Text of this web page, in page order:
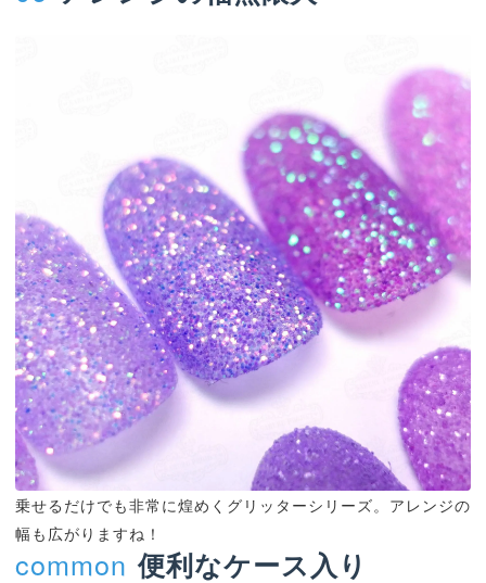
乗せるだけでも非常に煌めくグリッターシリーズ。アレンジの
幅も広がりますね！
common 便利なケース入り